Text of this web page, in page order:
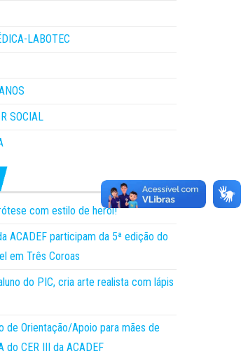
LABOTEC
SOCIAL
com estilo de herói!
ACADEF participam da 5ª edição do
em Três Coroas
do PIC, cria arte realista com lápis
de Orientação/Apoio para mães de
do CER III da ACADEF